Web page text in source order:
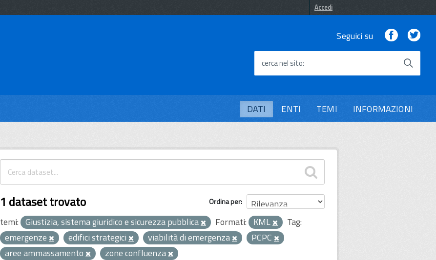
Accedi
Seguici su Facebook
cerca nel sito
DATI ENTI TEMI INFORMAZIONI
Ordina per
1 dataset trovato
temi: Giustizia, sistema giuridico e sicurezza pubblica Formati: KML
Tag:
emergenze
edifici strategici viabilità di emergenza
PCPC
aree ammassamento
zone confluenza